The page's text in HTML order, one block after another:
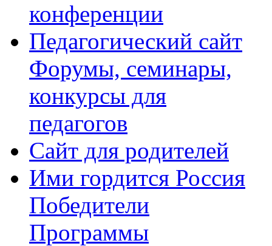
конференции
Педагогический сайт
Форумы, семинары,
конкурсы для
педагогов
Сайт для родителей
Ими гордится Россия
Победители
Программы